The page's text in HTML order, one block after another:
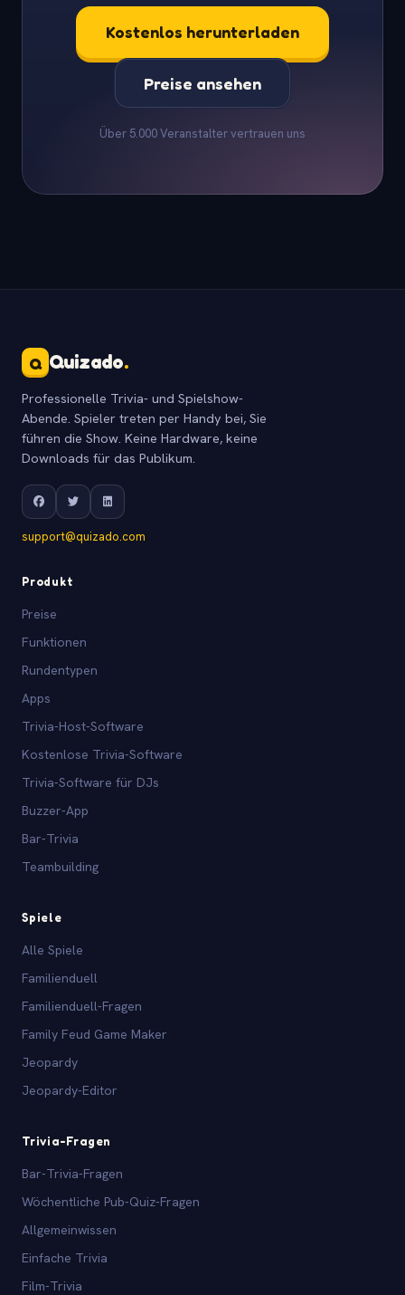
Kostenlos herunterladen
Preise ansehen
Über 5.000 Veranstalter vertrauen uns
Q Quizado.
Professionelle Trivia- und Spielshow-
Abende. Spieler treten per Handy bei, Sie
führen die Show. Keine Hardware, keine
Downloads für das Publikum.
support@quizado.com
Produkt
Preise
Funktionen
Rundentypen
Apps
Trivia-Host-Software
Kostenlose Trivia-Software
Trivia-Software für DJs
Buzzer-App
Bar-Trivia
Teambuilding
Spiele
Alle Spiele
Familienduell
Familienduell-Fragen
Family Feud Game Maker
Jeopardy
Jeopardy-Editor
Trivia-Fragen
Bar-Trivia-Fragen
Wöchentliche Pub-Quiz-Fragen
Allgemeinwissen
Einfache Trivia
Film-Trivia